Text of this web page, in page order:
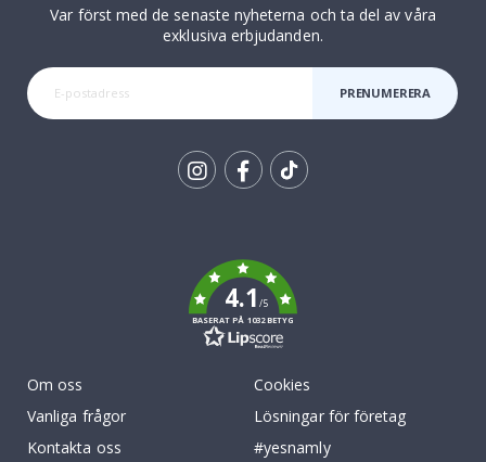
Var först med de senaste nyheterna och ta del av våra
exklusiva erbjudanden.
PRENUMERERA
4.1/5
BASERAT PÅ 1032 BETYG
Om oss
Vanliga frågor
Kontakta oss
Cookies
Lösningar för företag
#yesnamly